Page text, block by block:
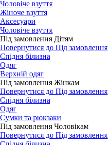
Чоловіче взуття
Жіноче взуття
Аксесуари
Чоловіче взуття
Під замовлення Дітям
Повернутися до Під замовлення
Спідня білизна
Одяг
Верхній одяг
Під замовлення Жінкам
Повернутися до Під замовлення
Спідня білизна
Одяг
Сумки та рюкзаки
Під замовлення Чоловікам
Повернутися до Під замовлення